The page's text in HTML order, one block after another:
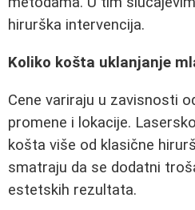
hirurška intervencija.
Koliko košta uklanjanje
Cene variraju u zavisnosti
promene i lokacije.
košta više od klasične
smatraju da se dodatni
estetskih rezultata.